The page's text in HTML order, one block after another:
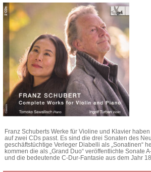
Franz Schuberts Werke für Violine und Klavier
auf zwei CDs passt. Es sind die drei Sonaten des
geschäftstüchtige Verleger Diabelli als „Sonatinen“
kommen die als „Grand Duo“ veröffentlichte Sonate
und die bedeutende C-Dur-Fantasie aus dem Jahr